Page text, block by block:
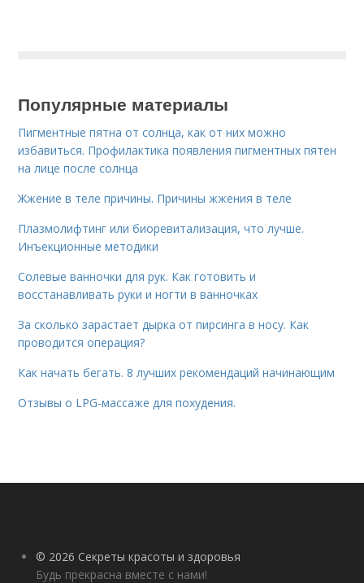
Популярные материалы
Пигментные пятна от солнца, как от них можно
избавиться. Профилактика появления пигментных пятен
на лице после солнца
Жжение в теле причины. Причины жжения в теле
Плазмолифтинг или биоревитализация, что лучше.
Инъекционные методики
Солевые ванночки для рук. Как готовить и
восстанавливать руки и ногти в ванночках
За сколько зарастает дырка от пирсинга в носу. Как
проводится операция?
Как начать бегать. 8 лучших рекомендаций начинающим
Отзывы о LPG-массаже для похудения.
© 2026 Секреты красоты и здоровья
Будь прекрасна вместе с нами!